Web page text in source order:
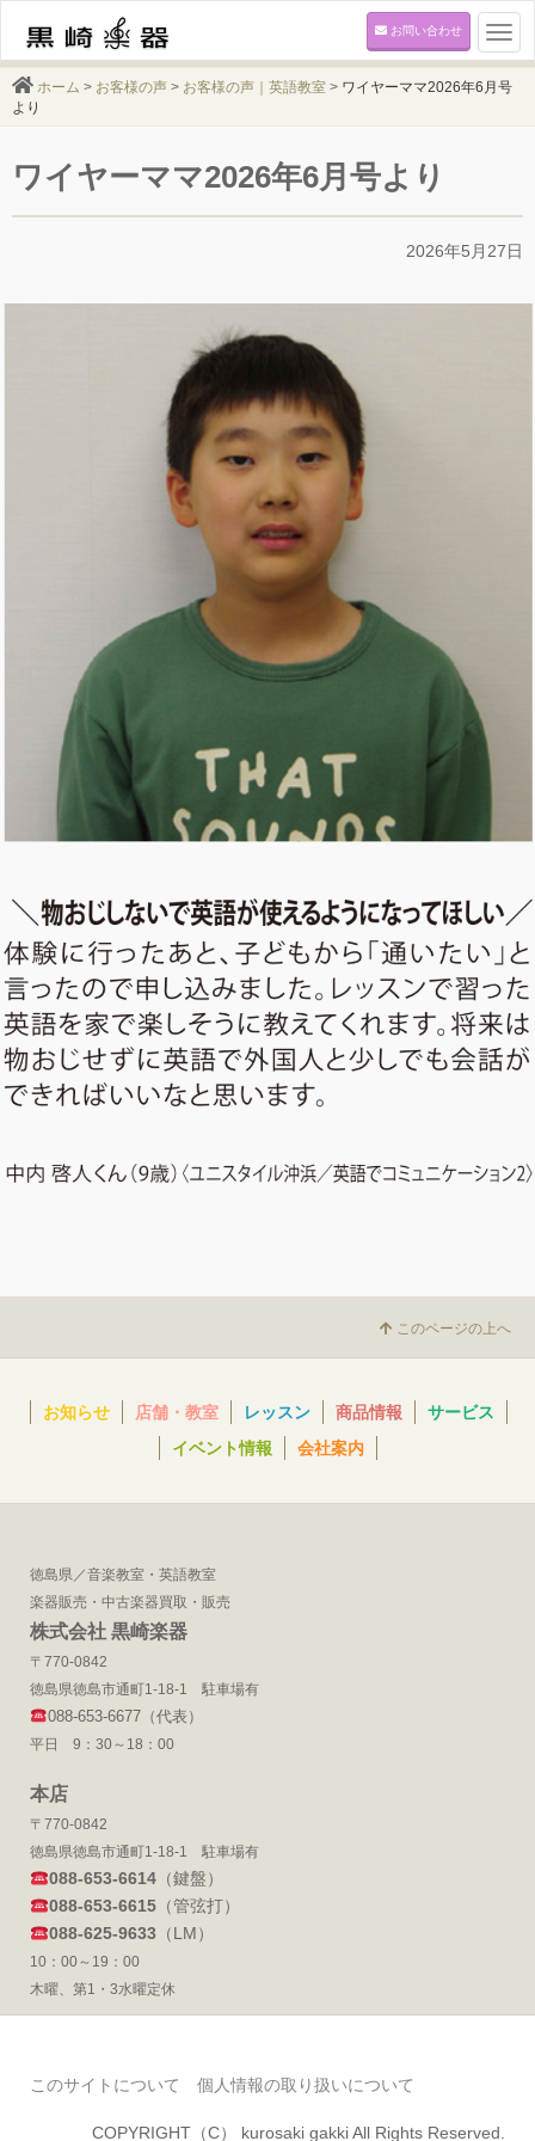
お問い合わせ
ホーム > お客様の声 > お客様の声｜英語教室 > ワイヤーママ2026年6月号
より
ワイヤーママ2026年6月号より
2026年5月27日
このページの上へ
お知らせ 店舗・教室 レッスン 商品情報
サービス
イベント情報
会社案内
徳島県／音楽教室・英語教室
楽器販売・中古楽器買取・販売
株式会社 黒崎楽器
〒770-0842
徳島県徳島市通町1-18-1 駐車場有
088-653-6677（代表）
平日 9：30～18：00
本店
〒770-0842
徳島県徳島市通町1-18-1 駐車場有
088-653-6614（鍵盤）
088-653-6615（管弦打）
088-625-9633（LM）
10：00～19：00
木曜、第1・3水曜定休
このサイトについて 個人情報の取り扱いについて
COPYRIGHT（C） kurosaki gakki All Rights Reserved.